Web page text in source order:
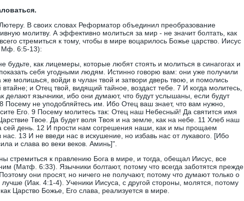
В своих словах Реформатор объединил преобразование
молитву. А эффективно молиться за мир - не значит болтать, как
стремиться к тому, чтобы в мире воцарилось Божье царство. Иисус
Мф. 6:5-13):
будьте, как лицемеры, которые любят стоять и молиться в синагогах и
себя угодными людям. Истинно говорю вам: они уже получили
же молишься, войди в чулан твой и затвори дверь твою, и помолись
и Отец твой, видящий тайное, воздаст тебе. 7 И когда молитесь,
делают язычники, ибо они думают, что будут услышаны, если будут
Посему не уподобляйтесь им. Ибо Отец ваш знает, что вам нужно,
Его. 9 Посему молитесь так: Отец наш Небесный! Да святится имя
Твое. Да будет воля Твоя и на земле, как на небе. 11 Хлеб наш
день. 12 И прости нам согрешения наши, как и мы прощаем
13 И не введи нас в искушение, но избавь нас от лукавого. [Ибо
и слава во веки веков. Аминь]".
стремиться к правлению Бога в мире, и тогда, обещал Иисус, все
(Матф. 6:33). Язычники болтают, потому что всегда заботятся прежде
они просят, но ничего не получают, потому что думают только о
лучше (Иак. 4:1-4). Ученики Иисуса, с другой стороны, молятся, потому
Царство Божье, Его слава, реализуется в мире.